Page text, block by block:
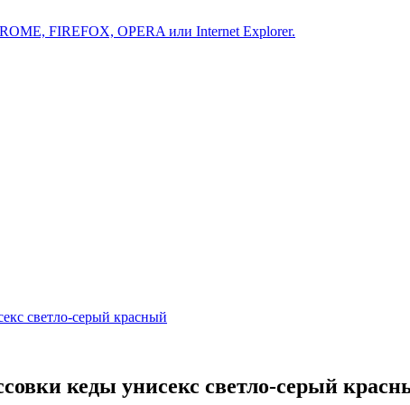
FIREFOX, OPERA или Internet Explorer.
светло-серый красный
кеды унисекс светло-серый